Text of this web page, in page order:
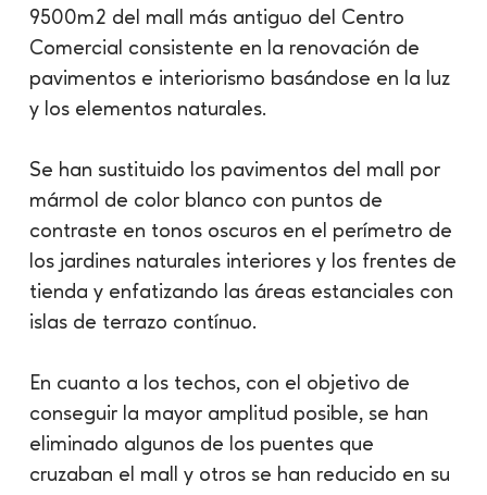
9500m2 del mall más antiguo del Centro
Comercial consistente en la renovación de
pavimentos e interiorismo basándose en la luz
y los elementos naturales.
Se han sustituido los pavimentos del mall por
mármol de color blanco con puntos de
contraste en tonos oscuros en el perímetro de
los jardines naturales interiores y los frentes de
tienda y enfatizando las áreas estanciales con
islas de terrazo contínuo.
En cuanto a los techos, con el objetivo de
conseguir la mayor amplitud posible, se han
eliminado algunos de los puentes que
cruzaban el mall y otros se han reducido en su